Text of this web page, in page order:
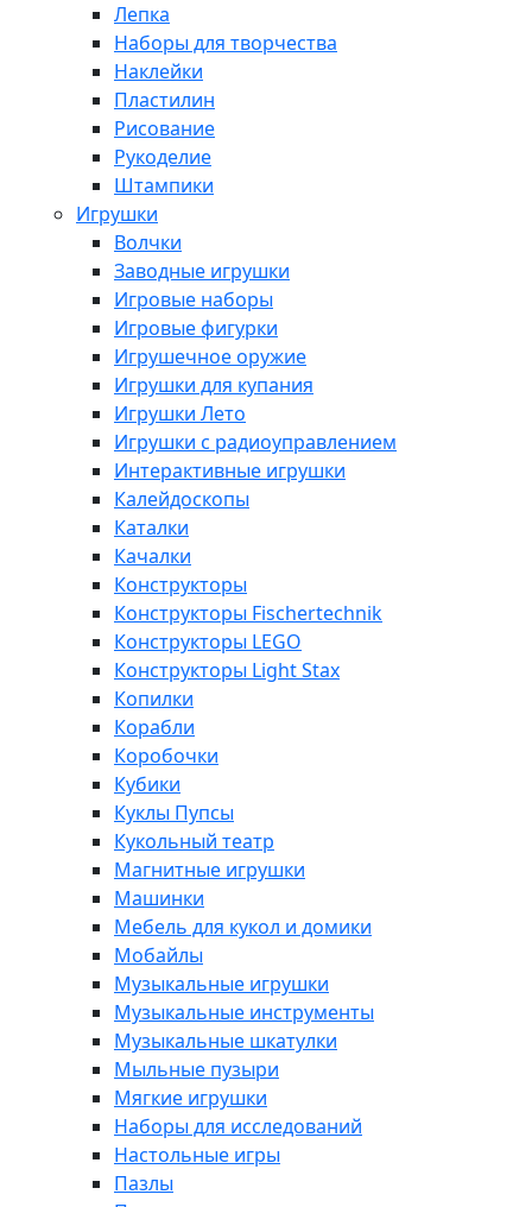
Лепка
Наборы для творчества
Наклейки
Пластилин
Рисование
Рукоделие
Штампики
Игрушки
Волчки
Заводные игрушки
Игровые наборы
Игровые фигурки
Игрушечное оружие
Игрушки для купания
Игрушки Лето
Игрушки с радиоуправлением
Интерактивные игрушки
Калейдоскопы
Каталки
Качалки
Конструкторы
Конструкторы Fisсhertechnik
Конструкторы LEGO
Конструкторы Light Stax
Копилки
Корабли
Коробочки
Кубики
Куклы Пупсы
Кукольный театр
Магнитные игрушки
Машинки
Мебель для кукол и домики
Мобайлы
Музыкальные игрушки
Музыкальные инструменты
Музыкальные шкатулки
Мыльные пузыри
Мягкие игрушки
Наборы для исследований
Настольные игры
Пазлы